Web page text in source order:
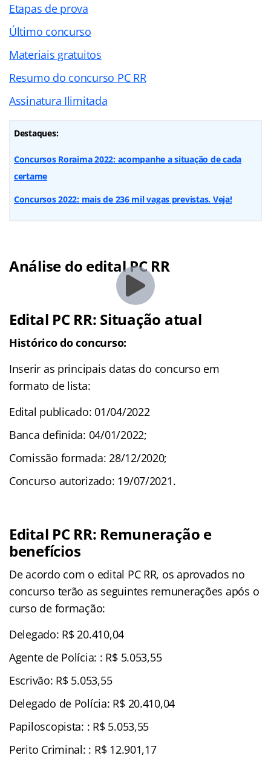
Etapas de prova
Último concurso
Materiais gratuitos
Resumo do concurso PC RR
Assinatura Ilimitada
Destaques:
Concursos Roraima 2022: acompanhe a situação de cada
certame
Concursos 2022: mais de 236 mil vagas previstas. Veja!
Análise do edital PC RR
Edital PC RR: Situação atual
Histórico do concurso:
Inserir as principais datas do concurso em
formato de lista:
Edital publicado: 01/04/2022
Banca definida: 04/01/2022;
Comissão formada: 28/12/2020;
Concurso autorizado: 19/07/2021.
Edital PC RR: Remuneração e
benefícios
De acordo com o edital PC RR, os aprovados no
concurso terão as seguintes remunerações após o
curso de formação:
Delegado: R$ 20.410,04
Agente de Polícia: : R$ 5.053,55
Escrivão: R$ 5.053,55
Delegado de Polícia: R$ 20.410,04
Papiloscopista: : R$ 5.053,55
Perito Criminal: : R$ 12.901,17